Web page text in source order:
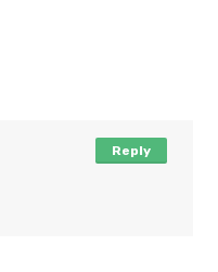
Reply